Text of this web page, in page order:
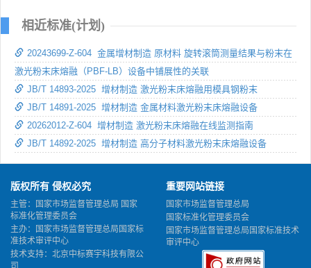
相近标准(计划)
20243699-Z-604 金属增材制造 原材料 旋转滚筒测量结果与粉末在
激光粉末床熔融（PBF-LB）设备中铺展性的关联
JB/T 14893-2025 增材制造 激光粉末床熔融用模具钢粉末
JB/T 14891-2025 增材制造 金属材料激光粉末床熔融设备
20262012-Z-604 增材制造 激光粉末床熔融在线监测指南
JB/T 14892-2025 增材制造 高分子材料激光粉末床熔融设备
版权所有 侵权必究
主管：国家市场监督管理总局 国家
标准化管理委员会
主办：国家市场监督管理总局国家标
准技术审评中心
技术支持：北京中标赛宇科技有限公
司
重要网站链接
国家市场监督管理总局
国家标准化管理委员会
国家市场监督管理总局国家标准技术
审评中心